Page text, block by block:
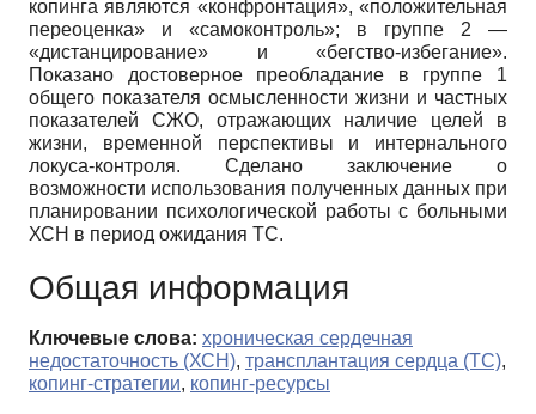
копинга являются «конфронтация», «положительная
переоценка» и «самоконтроль»; в группе 2 —
«дистанцирование» и «бегство-избегание».
Показано достоверное преобладание в группе 1
общего показателя осмысленности жизни и частных
показателей СЖО, отражающих наличие целей в
жизни, временной перспективы и интернального
локуса-контроля. Сделано заключение о
возможности использования полученных данных при
планировании психологической работы с больными
ХСН в период ожидания ТС.
Общая информация
Ключевые слова: хроническая сердечная
недостаточность (ХСН), трансплантация сердца (ТС),
копинг-стратегии, копинг-ресурсы